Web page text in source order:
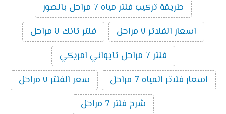
طريقة تركيب فلتر مياه 7 مراحل بالصور
اسعار الفلاتر ٧ مراحل
فلتر تانك ٧ مراحل
فلتر 7 مراحل تايواني امريكي
اسعار فلاتر المياه 7 مراحل
سعر الفلتر ٧ مراحل
شرح فلتر 7 مراحل